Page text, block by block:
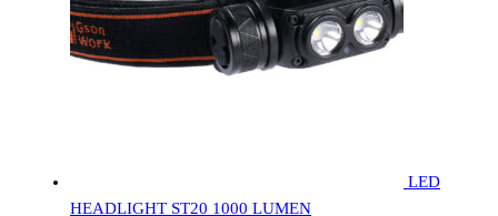
LED
HEADLIGHT ST20 1000 LUMEN